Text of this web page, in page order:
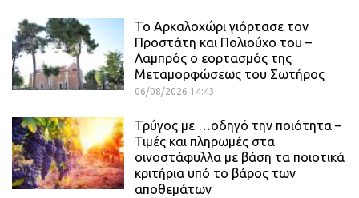
Το Αρκαλοχώρι γιόρτασε τον
Προστάτη και Πολιούχο του –
Λαμπρός ο εορτασμός της
Μεταμορφώσεως του Σωτήρος
06/08/2026 14:43
Τρύγος με …οδηγό την ποιότητα –
Τιμές και πληρωμές στα
οινοστάφυλλα με βάση τα ποιοτικά
κριτήρια υπό το βάρος των
αποθεμάτων